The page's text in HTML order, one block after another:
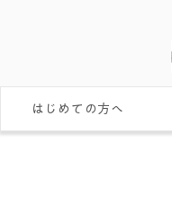
はじめての方へ